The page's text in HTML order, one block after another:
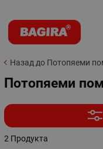
Назад до Потопяеми
Потопяеми
2 Продукта